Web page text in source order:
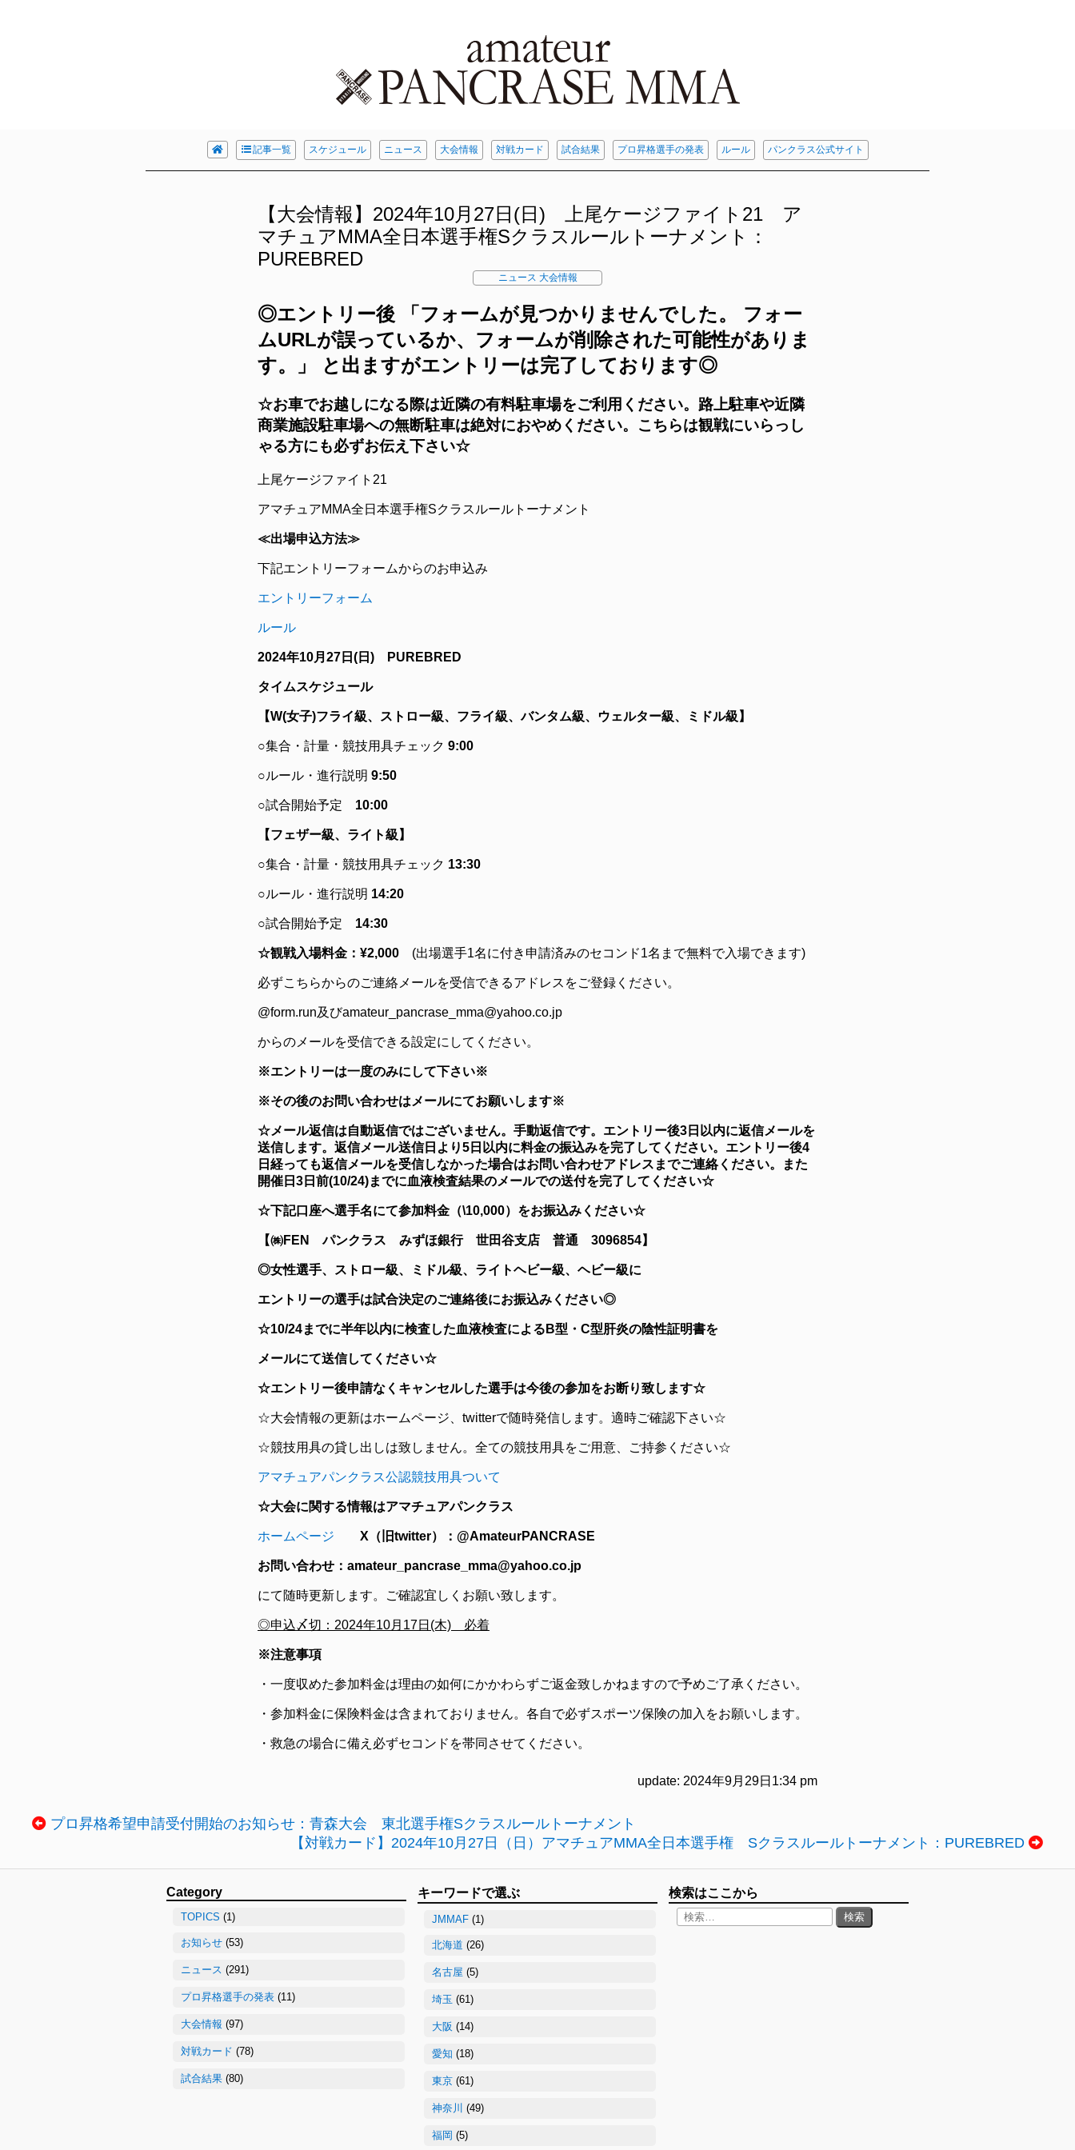
記事一覧 スケジュール ニュース 大会情報 対戦カード 試合結果 プロ昇格選手の発表 ルール パンクラス公式サイト
【大会情報】2024年10月27日(日) 上尾ケージファイト21 ア
マチュアMMA全日本選手権Sクラスルールトーナメント：
PUREBRED
ニュース 大会情報
◎エントリー後 「フォームが見つかりませんでした。 フォー
ムURLが誤っているか、フォームが削除された可能性がありま
す。」 と出ますがエントリーは完了しております◎
☆お車でお越しになる際は近隣の有料駐車場をご利用ください。 路上駐車や近隣
商業施設駐車場への無断駐車は絶対におやめください。こちらは観戦にいらっし
ゃる方にも必ずお伝え下さい☆
上尾ケージファイト21
アマチュアMMA全日本選手権Sクラスルールトーナメント
≪出場申込方法≫
下記エントリーフォームからのお申込み
エントリーフォーム
ルール
2024年10月27 日 ( 日 ) PUREBRED
タイムスケジュール
【W(女子)フライ級、ストロー級、フライ級、バンタム級、ウェルター級、ミドル級】
○集合・計量・競技用具チェック 9:00
○ルール・進行説明 9:50
○試合開始予定 10:00
【フェザー級、ライト級】
○集合・計量・競技用具チェック 13:30
○ルール・進行説明 14:20
○試合開始予定 14:30
☆観戦入場料金： ¥2,000 (出場選手1名に付き申請済みのセコンド1名まで無料で入場できます)
必ずこちらからのご連絡メールを受信できるアドレスをご登録ください。
@form.run及びamateur_pancrase_mma@yahoo.co.jp
からのメールを受信できる設定にしてください。
※エントリーは一度のみにして下さい※
※その後のお問い合わせはメールにてお願いします※
☆メール返信は自動返信ではございません。手動返信です。エントリー後3日以内に返信メールを
送信します。返信メール送信日より5日以内に料金の振込みを完了してください。エントリー後4
日経っても返信メールを受信しなかった場合はお問い合わせアドレスまでご連絡ください。また
開催日3日前(10/24)までに血液検査結果のメールでの送付を完了してください☆
☆下記口座へ選手名にて参加料金（\10,000）をお振込みください☆
【㈱FEN パンクラス みずほ銀行 世田谷支店 普通 3096854】
◎女性選手、ストロー級、ミドル級、ライトヘビー級、ヘビー級に
エントリーの選手は試合決定のご連絡後にお振込みください◎
☆10/24までに半年以内に検査した血液検査による B型・ C型肝炎の陰性証明書を
メールにて送信してください☆
☆エントリー後申請なくキャンセルした選手は今後の参加をお断り致します☆
☆大会情報の更新はホームページ、twitterで随時発信します。適時ご確認下さい☆
☆競技用具の貸し出しは致しません。全ての競技用具をご用意、ご持参ください☆
アマチュアパンクラス公認競技用具ついて
☆大会に関する情報はアマチュアパンクラス
ホームページ X（旧twitter）：@AmateurPANCRASE
お問い合わせ：amateur_pancrase_mma@yahoo.co.jp
にて随時更新します。ご確認宜しくお願い致します。
◎申込〆切：2024年10月17日(木) 必着
※注意事項
・一度収めた参加料金は理由の如何にかかわらずご返金致しかねますので予めご了承ください。
・参加料金に保険料金は含まれておりません。各自で必ずスポーツ保険の加入をお願いします。
・救急の場合に備え必ずセコンドを帯同させてください。
update: 2024年9月29日1:34 pm
プロ昇格希望申請受付開始のお知らせ：青森大会 東北選手権Sクラスルールトーナメント
【対戦カード】2024年10月27日（日）アマチュアMMA全日本選手権 Sクラスルールトーナメント：PUREBRED
Category
TOPICS (1)
お知らせ (53)
ニュース (291)
プロ昇格選手の発表 (11)
大会情報 (97)
対戦カード (78)
試合結果 (80)
キーワードで選ぶ
JMMAF (1)
北海道 (26)
名古屋 (5)
埼玉 (61)
大阪 (14)
愛知 (18)
東京 (61)
神奈川 (49)
福岡 (5)
検索はここから